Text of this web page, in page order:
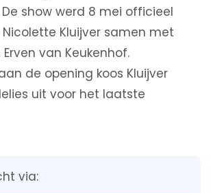
show werd 8 mei officieel
Kluijver samen met
van Keukenhof.
de opening koos Kluijver
uit voor het laatste
via: